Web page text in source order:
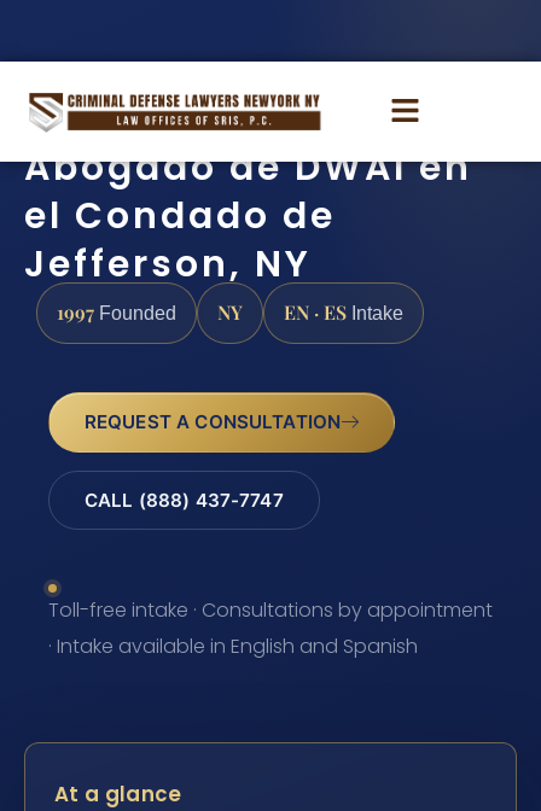
Abogado de DWAI en
el Condado de
Jefferson, NY
1997 Founded NY EN · ES Intake
REQUEST A CONSULTATION
CALL (888) 437-7747
Toll-free intake · Consultations by appointment
· Intake available in English and Spanish
At a glance